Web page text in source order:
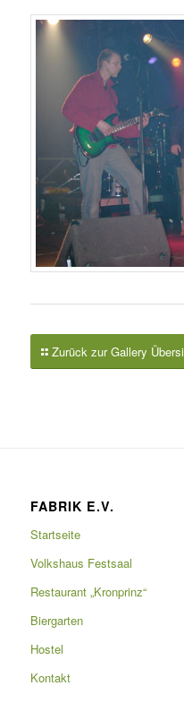
Zurück zur Gallery
FABRIK E.V.
Startseite
Volkshaus Festsaal
Restaurant „Kronprinz“
Biergarten
Hostel
Kontakt